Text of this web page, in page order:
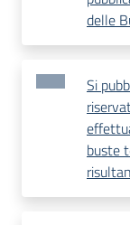
delle
Si
buste